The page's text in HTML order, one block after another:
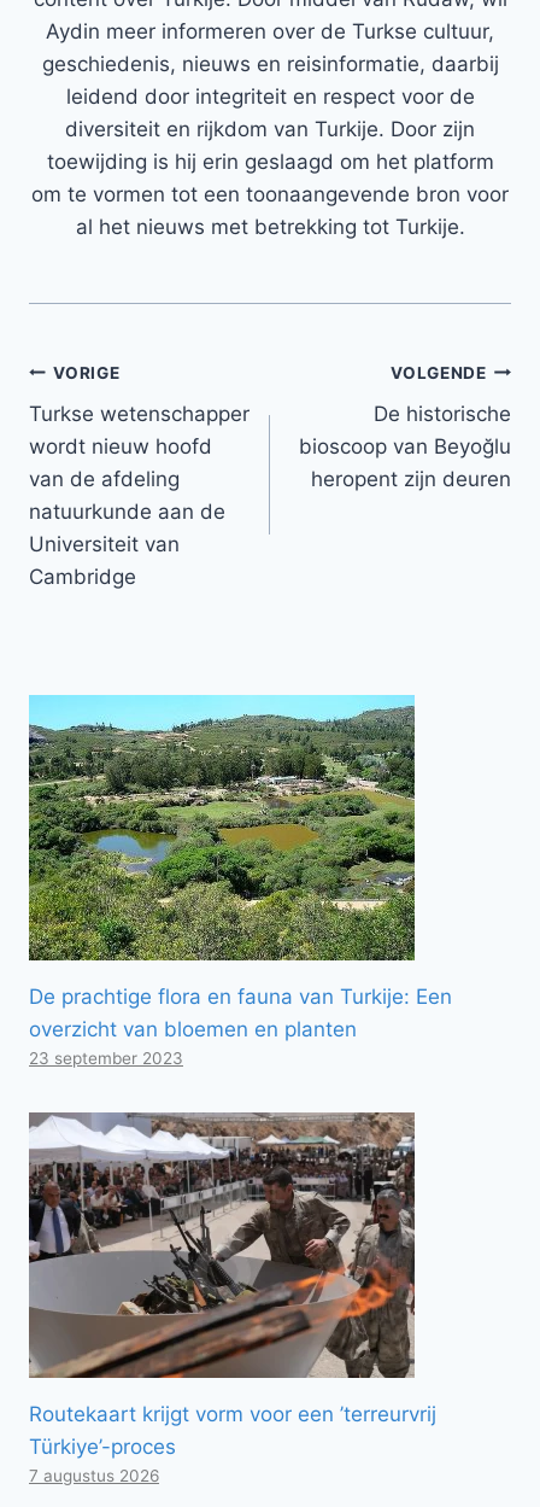
Aydin meer informeren over de Turkse cultuur,
geschiedenis, nieuws en reisinformatie, daarbij
leidend door integriteit en respect voor de
diversiteit en rijkdom van Turkije. Door zijn
toewijding is hij erin geslaagd om het platform
om te vormen tot een toonaangevende bron voor
al het nieuws met betrekking tot Turkije.
Bericht
navigatie
VORIGE
Turkse wetenschapper
wordt nieuw hoofd
van de afdeling
natuurkunde aan de
Universiteit van
Cambridge
VOLGENDE
De historische
bioscoop van Beyoğlu
heropent zijn deuren
De prachtige flora en fauna van Turkije: Een
overzicht van bloemen en planten
23 september 2023
Routekaart krijgt vorm voor een ’terreurvrij
Türkiye’-proces
7 augustus 2026